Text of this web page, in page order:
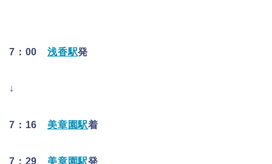
7：00 浅香駅発
↓
7：16 美章園駅着
7：29 美章園駅発